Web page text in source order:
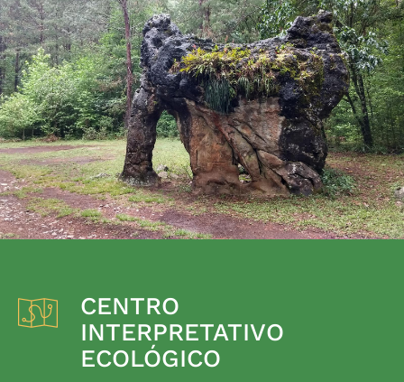
CENTRO
INTERPRETATIVO
ECOLÓGICO